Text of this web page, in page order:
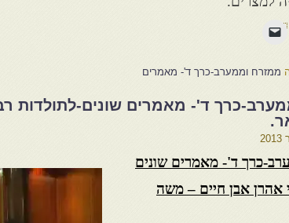
ממזרח וממערב-כרך ד'- מאמרים
כרך ד'- מאמרים שונים-לתולדות
כרך ד'- מאמרים שונים
אהרן אבן חיים – משה